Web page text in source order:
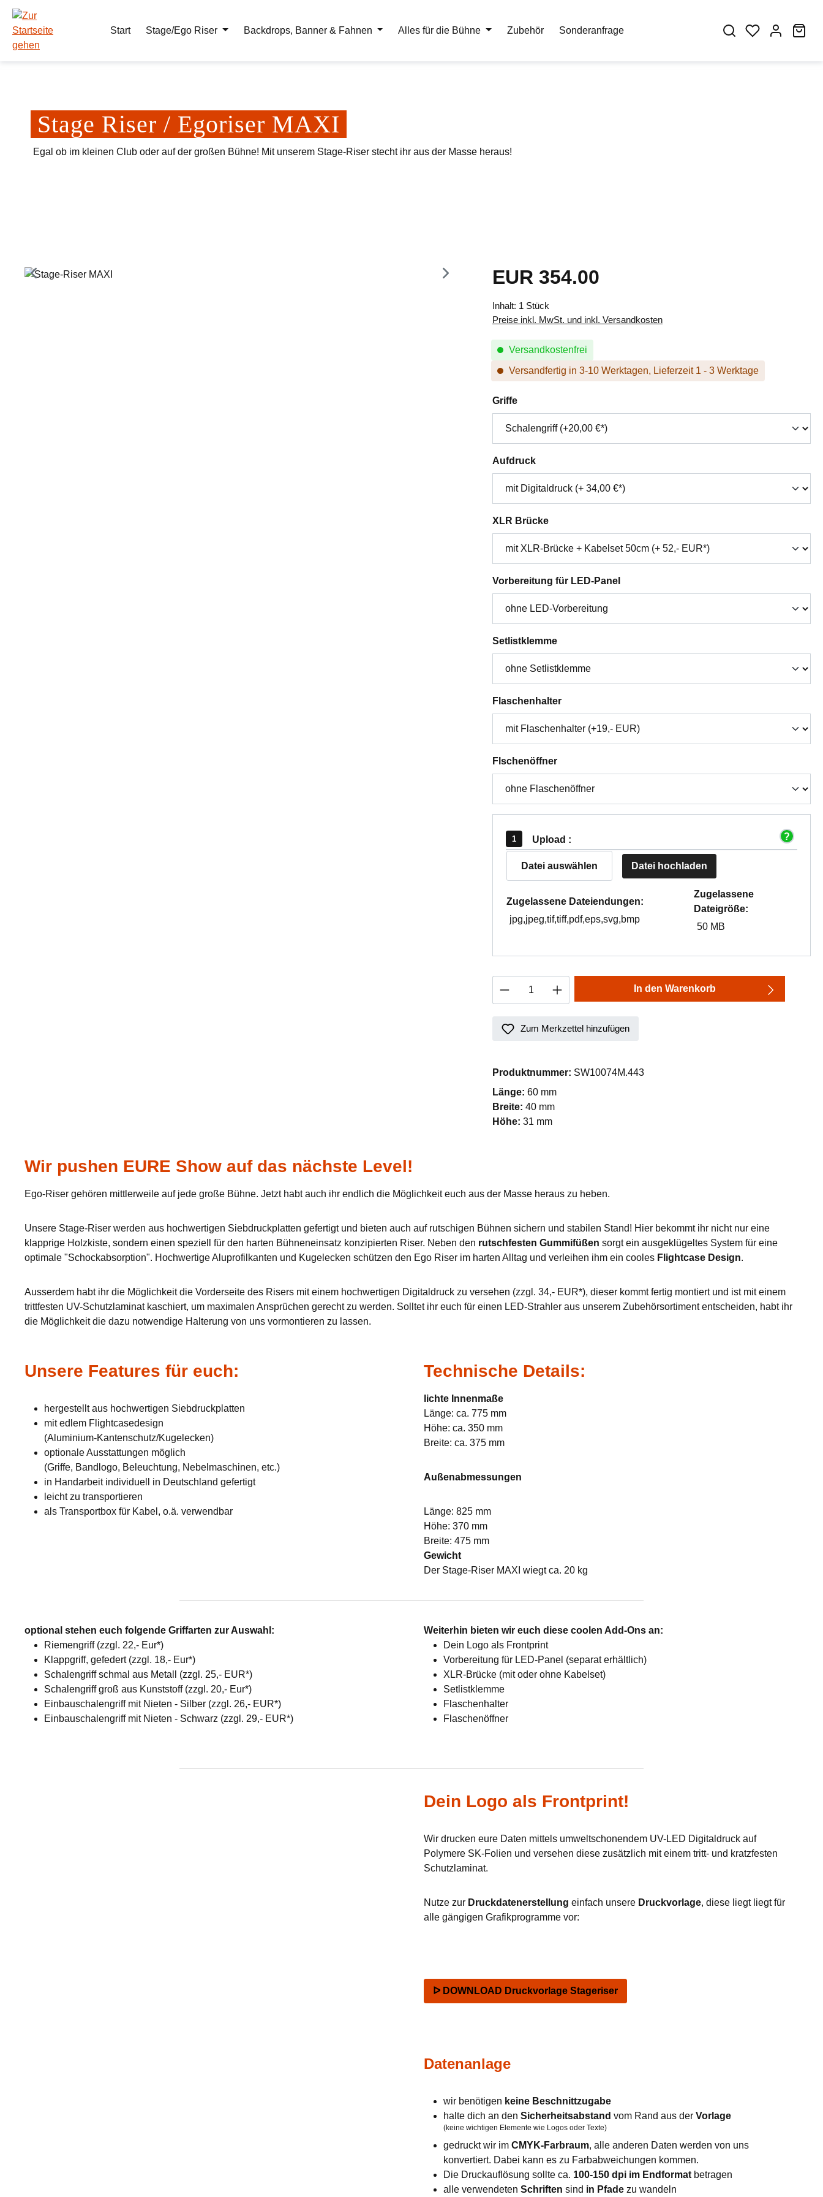
Hauptinhalt springen
Zur Suche springen
Zur Hauptnavigation springen
Start
Stage/Ego Riser Backdrops, Banner & Fahnen Alles für die Bühne Zubehör Sonderanfrage
Stage Riser / Egoriser MAXI
Egal ob im kleinen Club oder auf der großen Bühne! Mit unserem Stage-Riser stecht ihr aus der Masse heraus!
Bildergalerie überspringen Regulärer Preis:
EUR 354.00
Inhalt: 1 Stück
Preise inkl. MwSt. und inkl. Versandkosten
Versandkostenfrei
Versandfertig in 3-10 Werktagen, Lieferzeit 1 - 3 Werktage
Griffeauswählen
Aufdruckauswählen
XLR Brückeauswählen
Vorbereitung für LED-Panelauswählen
Setlistklemmeauswählen
Flaschenhalterauswählen
Flschenöffnerauswählen
Upload :
Datei auswählen Datei hochladen
Zugelassene Dateiendungen:
jpg,jpeg,tif,tiff,pdf,eps,svg,bmp
Zugelassene
Dateigröße:
50 MB
Produkt Anzahl: Gib den gewünschten Wert ein
In den Warenkorb
Zum Merkzettel hinzufügen
Produktnummer: SW10074M.443
Länge: 60 mm
Breite: 40 mm
Höhe: 31 mm
Wir pushen EURE Show auf das nächste Level!
Ego-Riser gehören mittlerweile auf jede große Bühne. Jetzt habt auch ihr endlich die Möglichkeit euch aus der Masse heraus zu heben.
Unsere Stage-Riser werden aus hochwertigen Siebdruckplatten gefertigt und bieten auch auf rutschigen Bühnen sichern und stabilen Stand! Hier bekommt ihr nicht nur eine
klapprige Holzkiste, sondern einen speziell für den harten Bühneneinsatz konzipierten Riser. Neben den rutschfesten Gummifüßen sorgt ein ausgeklügeltes System für eine
optimale "Schockabsorption". Hochwertige Aluprofilkanten und Kugelecken schützen den Ego Riser im harten Alltag und verleihen ihm ein cooles Flightcase Design.
Ausserdem habt ihr die Möglichkeit die Vorderseite des Risers mit einem hochwertigen Digitaldruck zu versehen (zzgl. 34,- EUR*), dieser kommt fertig montiert und ist mit einem
trittfesten UV-Schutzlaminat kaschiert, um maximalen Ansprüchen gerecht zu werden. Solltet ihr euch für einen LED-Strahler aus unserem Zubehörsortiment entscheiden, habt ihr
die Möglichkeit die dazu notwendige Halterung von uns vormontieren zu lassen.
Unsere Features für euch:
hergestellt aus hochwertigen Siebdruckplatten
mit edlem Flightcasedesign
(Aluminium-Kantenschutz/Kugelecken)
optionale Ausstattungen möglich
(Griffe, Bandlogo, Beleuchtung, Nebelmaschinen, etc.)
in Handarbeit individuell in Deutschland gefertigt
leicht zu transportieren
als Transportbox für Kabel, o.ä. verwendbar
Technische Details:
lichte Innenmaße
Länge: ca. 775 mm
Höhe: ca. 350 mm
Breite: ca. 375 mm
Außenabmessungen
Länge: 825 mm
Höhe: 370 mm
Breite: 475 mm
Gewicht
Der Stage-Riser MAXI wiegt ca. 20 kg
optional stehen euch folgende Griffarten zur Auswahl:
Riemengriff (zzgl. 22,- Eur*)
Klappgriff, gefedert (zzgl. 18,- Eur*)
Schalengriff schmal aus Metall (zzgl. 25,- EUR*)
Schalengriff groß aus Kunststoff (zzgl. 20,- Eur*)
Einbauschalengriff mit Nieten - Silber (zzgl. 26,- EUR*)
Einbauschalengriff mit Nieten - Schwarz (zzgl. 29,- EUR*)
Weiterhin bieten wir euch diese coolen Add-Ons an:
Dein Logo als Frontprint
Vorbereitung für LED-Panel (separat erhältlich)
XLR-Brücke (mit oder ohne Kabelset)
Setlistklemme
Flaschenhalter
Flaschenöffner
Dein Logo als Frontprint!
Wir drucken eure Daten mittels umweltschonendem UV-LED Digitaldruck auf
Polymere SK-Folien und versehen diese zusätzlich mit einem tritt- und kratzfesten
Schutzlaminat.
Nutze zur Druckdatenerstellung einfach unsere Druckvorlage, diese liegt liegt für
alle gängigen Grafikprogramme vor:
ᐅ DOWNLOAD Druckvorlage Stageriser
Datenanlage
wir benötigen keine Beschnittzugabe
halte dich an den Sicherheitsabstand vom Rand aus der Vorlage
(keine wichtigen Elemente wie Logos oder Texte)
gedruckt wir im CMYK-Farbraum, alle anderen Daten werden von uns
konvertiert. Dabei kann es zu Farbabweichungen kommen.
Die Druckauflösung sollte ca. 100-150 dpi im Endformat betragen
alle verwendeten Schriften sind in Pfade zu wandeln